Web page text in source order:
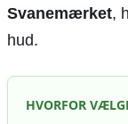
Svanemærket,
hud.
HVORFOR